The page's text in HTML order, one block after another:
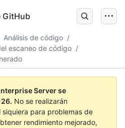
GitHub
Análisis de código /
escaneo de código /
Server se
. No se realizarán
para problemas de
rendimiento mejorado,